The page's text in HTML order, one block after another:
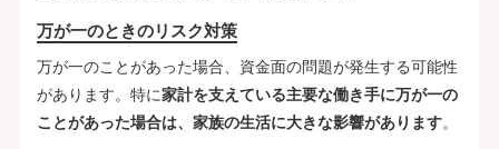
万が一のときのリスク対策
万が一のことがあった場合、資金面の問題が発生する可能性
があります。特に家計を支えている主要な働き手に万が一の
ことがあった場合は、家族の生活に大きな影響があります。